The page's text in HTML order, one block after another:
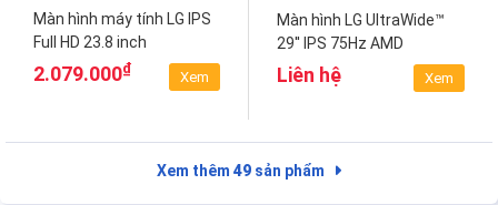
Màn hình máy tính LG IPS
Full HD 23.8 inch
24MR400-B
2.079.000₫
Xem
Màn hình LG UltraWide™
29'' IPS 75Hz AMD
FreeSync™ HDR 29WN600-
Liên hệ Xem
Xem thêm 49 sản phẩm